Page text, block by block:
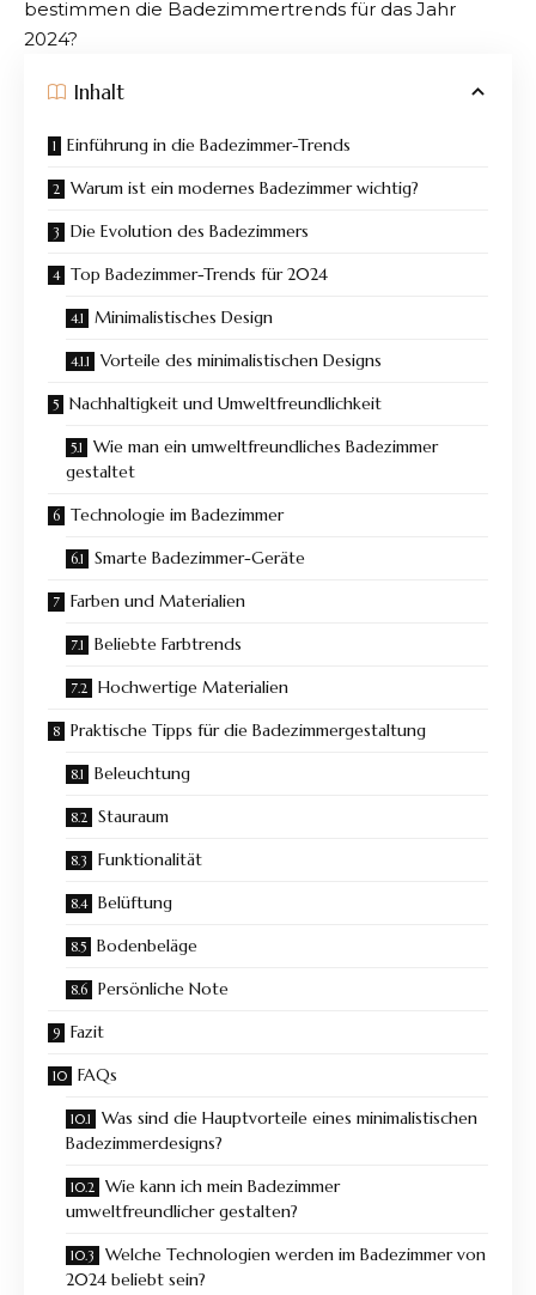
bestimmen die Badezimmertrends für das Jahr
2024?
Inhalt
Einführung in die Badezimmer-Trends
Warum ist ein modernes Badezimmer wichtig?
Die Evolution des Badezimmers
Top Badezimmer-Trends für 2024
Minimalistisches Design
Vorteile des minimalistischen Designs
Nachhaltigkeit und Umweltfreundlichkeit
Wie man ein umweltfreundliches Badezimmer
gestaltet
Technologie im Badezimmer
Smarte Badezimmer-Geräte
Farben und Materialien
Beliebte Farbtrends
Hochwertige Materialien
Praktische Tipps für die Badezimmergestaltung
Beleuchtung
Stauraum
Funktionalität
Belüftung
Bodenbeläge
Persönliche Note
Fazit
FAQs
Was sind die Hauptvorteile eines minimalistischen
Badezimmerdesigns?
Wie kann ich mein Badezimmer
umweltfreundlicher gestalten?
Welche Technologien werden im Badezimmer von
2024 beliebt sein?